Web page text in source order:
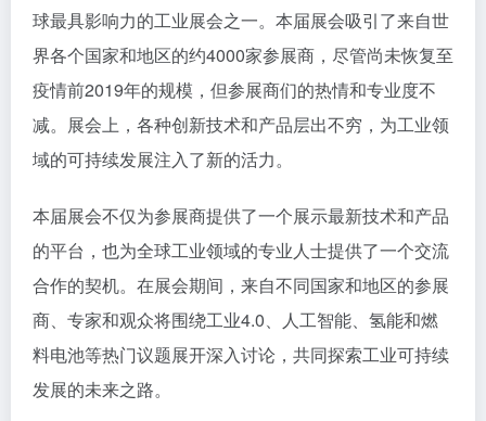
球最具影响力的工业展会之一。本届展会吸引了来自世
界各个国家和地区的约4000家参展商，尽管尚未恢复至
疫情前2019年的规模，但参展商们的热情和专业度不
减。展会上，各种创新技术和产品层出不穷，为工业领
域的可持续发展注入了新的活力。
本届展会不仅为参展商提供了一个展示最新技术和产品
的平台，也为全球工业领域的专业人士提供了一个交流
合作的契机。在展会期间，来自不同国家和地区的参展
商、专家和观众将围绕工业4.0、人工智能、氢能和燃
料电池等热门议题展开深入讨论，共同探索工业可持续
发展的未来之路。